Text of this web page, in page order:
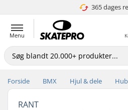
365 dages
4.8 ud af
Menu
Forside BMX Hjul & dele
RANT